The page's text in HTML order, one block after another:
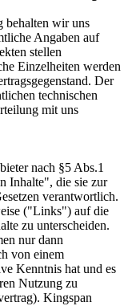
behalten wir uns
Angaben auf
stellen
Einzelheiten werden
Der
technischen
mit uns
nach §5 Abs.1
Inhalte", die sie zur
verantwortlich.
("Links") auf die
zu unterscheiden.
nur dann
von einem
Kenntnis hat und es
Nutzung zu
Kingspan